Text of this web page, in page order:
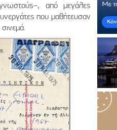
από μεγάλες
που μαθήτευσαν